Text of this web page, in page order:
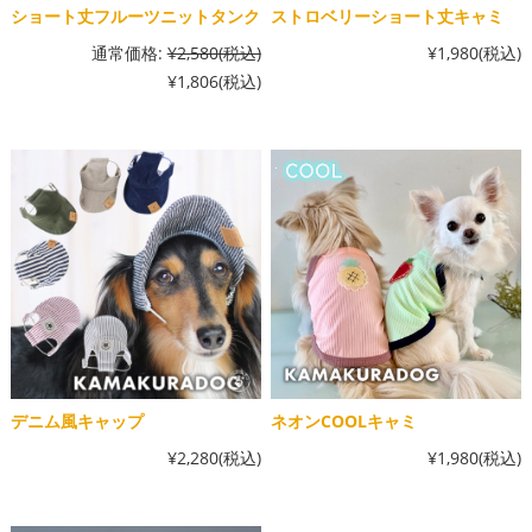
ショート丈フルーツニットタンク
通常価格: ¥2,580(税込)
¥1,806(税込)
ストロベリーショート丈キャミ
¥1,980(税込)
デニム風キャップ
¥2,280(税込)
ネオンCOOLキャミ
¥1,980(税込)